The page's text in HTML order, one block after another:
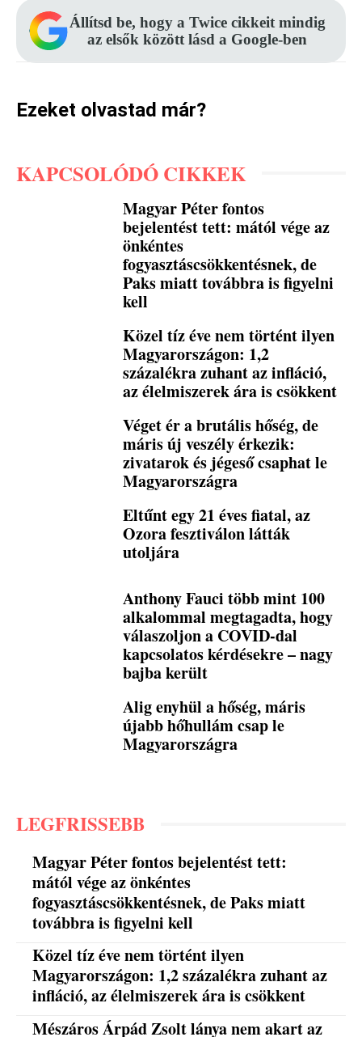
Állítsd be, hogy a Twice cikkeit mindig
az elsők között lásd a Google-ben
Ezeket olvastad már?
KAPCSOLÓDÓ CIKKEK
Magyar Péter fontos
bejelentést tett: mától vége az
önkéntes
fogyasztáscsökkentésnek, de
Paks miatt továbbra is figyelni
kell
Közel tíz éve nem történt ilyen
Magyarországon: 1,2
százalékra zuhant az infláció,
az élelmiszerek ára is csökkent
Véget ér a brutális hőség, de
máris új veszély érkezik:
zivatarok és jégeső csaphat le
Magyarországra
Eltűnt egy 21 éves fiatal, az
Ozora fesztiválon látták
utoljára
Anthony Fauci több mint 100
alkalommal megtagadta, hogy
válaszoljon a COVID-dal
kapcsolatos kérdésekre – nagy
bajba került
Alig enyhül a hőség, máris
újabb hőhullám csap le
Magyarországra
LEGFRISSEBB
Magyar Péter fontos bejelentést tett:
mától vége az önkéntes
fogyasztáscsökkentésnek, de Paks miatt
továbbra is figyelni kell
Közel tíz éve nem történt ilyen
Magyarországon: 1,2 százalékra zuhant az
infláció, az élelmiszerek ára is csökkent
Mészáros Árpád Zsolt lánya nem akart az